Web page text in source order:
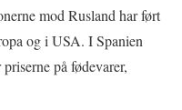
mod Rusland har ført
og i USA. I Spanien
på fødevarer,